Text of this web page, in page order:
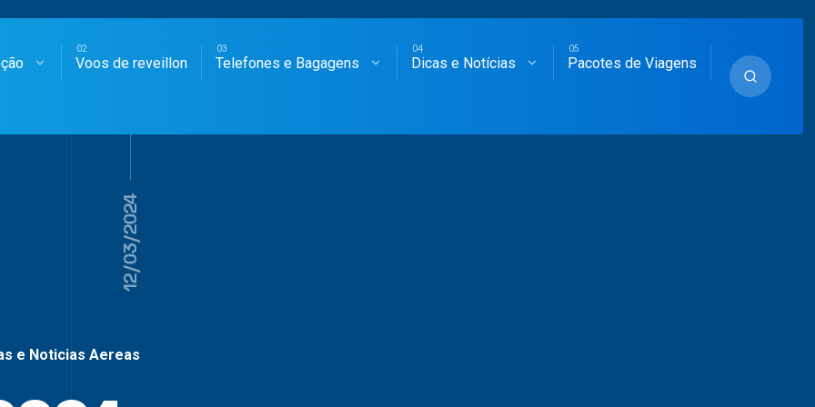
AÉREAS
Voos de reveillon Telefones e Bagagens Dicas e Notícias Pacotes de Viagens
12/03/2024
e Noticias Aereas